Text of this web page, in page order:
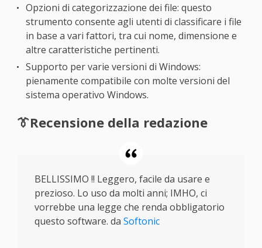
Opzioni di categorizzazione dei file: questo
strumento consente agli utenti di classificare i file
in base a vari fattori, tra cui nome, dimensione e
altre caratteristiche pertinenti.
Supporto per varie versioni di Windows:
pienamente compatibile con molte versioni del
sistema operativo Windows.
👔Recensione della redazione
BELLISSIMO !! Leggero, facile da usare e
prezioso. Lo uso da molti anni; IMHO, ci
vorrebbe una legge che renda obbligatorio
questo software. da Softonic